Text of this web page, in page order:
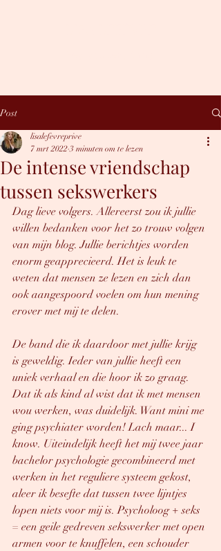
Post
De intense vriendschap
tussen sekswerkers
lisalefevreprive
7 mrt 2022 3 minuten om te lezen
Dag lieve volgers. Allereerst zou ik jullie
willen bedanken voor het zo trouw volgen
van mijn blog. Jullie berichtjes worden
enorm geapprecieerd. Het is leuk te
weten dat mensen ze lezen en zich dan
ook aangespoord voelen om hun mening
erover met mij te delen.
De band die ik daardoor met jullie krijg
is geweldig. Ieder van jullie heeft een
uniek verhaal en die hoor ik zo graag.
Dat ik als kind al wist dat ik met mensen
wou werken, was duidelijk. Want mini me
ging psychiater worden! Lach maar... I
know. Uiteindelijk heeft het mij twee jaar
bachelor psychologie gecombineerd met
werken in het reguliere systeem gekost,
aleer ik besefte dat tussen twee lijntjes
lopen niets voor mij is. Psycholoog + seks
= een geile gedreven sekswerker met open
armen voor te knuffelen, een schouder